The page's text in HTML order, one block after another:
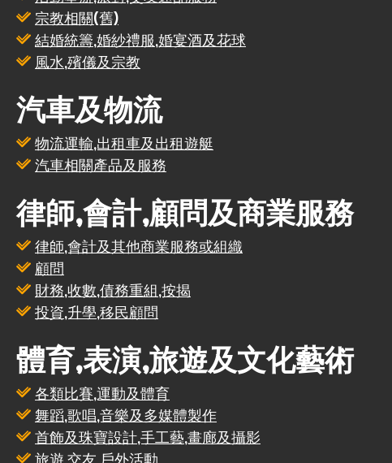
宗教相關(舊)
結婚統籌,婚紗禮服,婚宴酒及花球
風水,殯儀及宗教
汽車及物流
物流運輸,出租車及出租遊艇
汽車相關產品及服務
律師,會計,顧問及商業服務
律師,會計及其他商業服務或組織
顧問
財務,收數,債務重組,按揭
投資,升學,移民顧問
體育,表演,旅遊及文化藝術
各類比賽,運動及體育
舞蹈,歌唱,音樂及多媒體製作
首飾及珠寶設計,手工藝,畫廊及攝影